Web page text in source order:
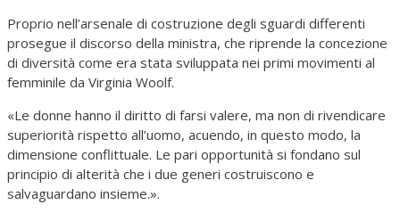
Proprio nell’arsenale di costruzione degli sguardi differenti
prosegue il discorso della ministra, che riprende la concezione
di diversità come era stata sviluppata nei primi movimenti al
femminile da Virginia Woolf.
«Le donne hanno il diritto di farsi valere, ma non di rivendicare
superiorità rispetto all’uomo, acuendo, in questo modo, la
dimensione conflittuale. Le pari opportunità si fondano sul
principio di alterità che i due generi costruiscono e
salvaguardano insieme.».